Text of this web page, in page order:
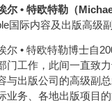
尔 • 特欧特勒（
国际内容及出版高级
尔 • 特欧特勒博士自
门工作，此间一直致
与出版公司的高级副
业务、各地出版项目